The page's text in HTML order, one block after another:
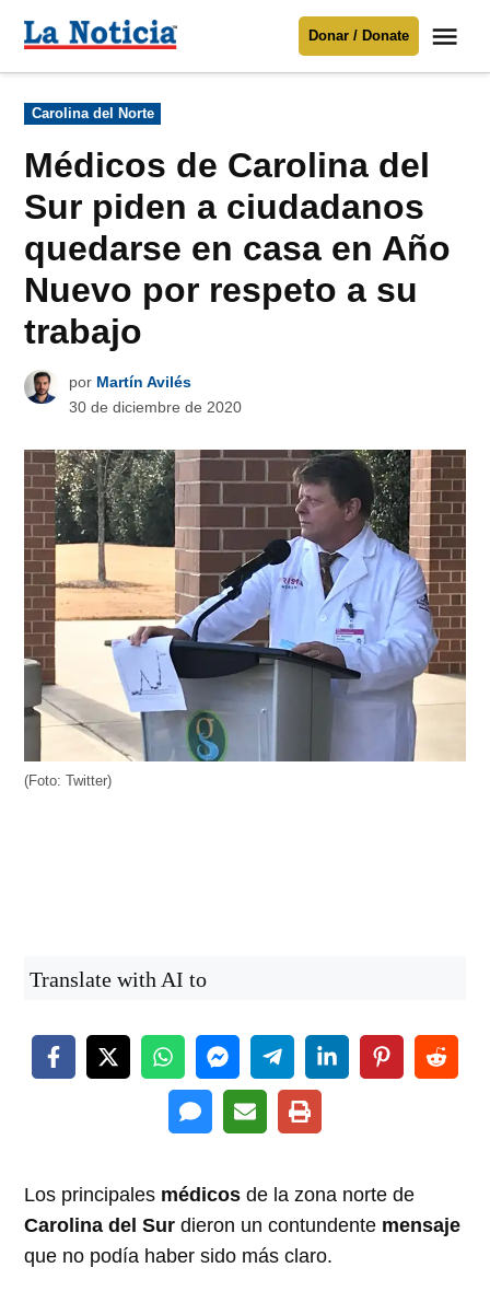
Para mantenerte informado necesitamos
Donar
contenido
Noticia
Donar / Donate
Publicado
en
Carolina del Norte
Médicos de Carolina del
Sur piden a ciudadanos
quedarse en casa en Año
Nuevo por respeto a su
trabajo
por Martín Avilés
30 de diciembre de 2020
(Foto: Twitter)
Translate with AI to
Los principales médicos de la zona norte de
Carolina del Sur dieron un contundente mensaje
que no podía haber sido más claro.